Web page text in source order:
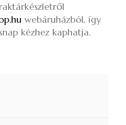
raktárkészletről
webáruházból, így
kézhez kaphatja.